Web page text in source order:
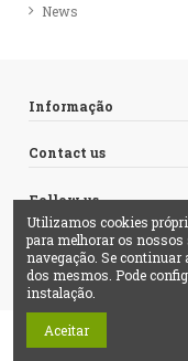
News
Informação
Contact us
Follow us
Newsletter
Utilizamos cookies
para melhorar os
navegação. Se
dos mesmos. Pode
instalação.
Aceitar